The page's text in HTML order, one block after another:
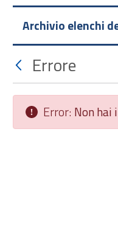
Archivio elenchi
Errore
Error: Non hai